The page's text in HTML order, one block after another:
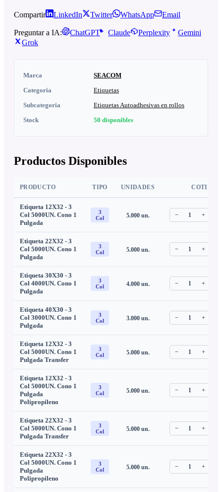
Compartir LinkedIn Twitter WhatsApp Email
Preguntar a IA: ChatGPT Claude Perplexity
Gemini
Grok
Marca
SEACOM
Categoria
Etiquetas
Subcategoria
Etiquetas Autoadhesivas en rollos
Stock
50 disponibles
Productos Disponibles
PRODUCTO TIPO UNIDADES COTIZAR
Etiqueta 12X32 - 3
Col 5000UN. Cono 1
Pulgada
3
Col
5.000un. − 1 +
Etiqueta 22X32 - 3
Col 5000UN. Cono 1
Pulgada
3
Col
5.000un. − 1 +
Etiqueta 30X30 - 3
Col 4000UN. Cono 1
Pulgada
3
Col
4.000un. − 1 +
Etiqueta 40X30 - 3
Col 3000UN. Cono 1
Pulgada
3
Col
3.000un. − 1 +
Etiqueta 12X32 - 3
Col 5000UN. Cono 1
Pulgada Transfer
3
Col
5.000un. − 1 +
Etiqueta 12X32 - 3
Col 5000UN. Cono 1
Pulgada
Polipropileno
3
Col
5.000un. − 1 +
Etiqueta 22X32 - 3
Col 5000UN. Cono 1
Pulgada Transfer
3
Col
5.000un. − 1 +
Etiqueta 22X32 - 3
Col 5000UN. Cono 1
Pulgada
Polipropileno
3
Col
5.000un. − 1 +